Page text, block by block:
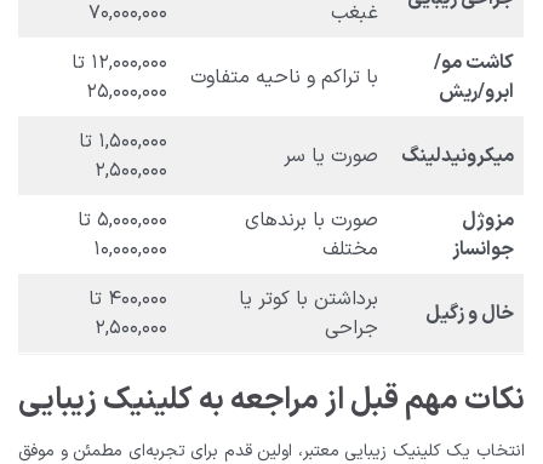
غبغب
۷۰,۰۰۰,۰۰۰
کاشت مو/
ابرو/ریش
با تراکم و ناحیه متفاوت
۱۲,۰۰۰,۰۰۰ تا
۲۵,۰۰۰,۰۰۰
میکرونیدلینگ صورت یا سر
۱,۵۰۰,۰۰۰ تا
۲,۵۰۰,۰۰۰
مزوژل
جوانساز
صورت با برندهای
مختلف
۵,۰۰۰,۰۰۰ تا
۱۰,۰۰۰,۰۰۰
خال و زگیل
برداشتن با کوتر یا
جراحی
۴۰۰,۰۰۰ تا
۲,۵۰۰,۰۰۰
نکات مهم قبل از مراجعه به کلینیک زیبایی
انتخاب یک کلینیک زیبایی معتبر، اولین قدم برای تجربه‌ای مطمئن و موفق